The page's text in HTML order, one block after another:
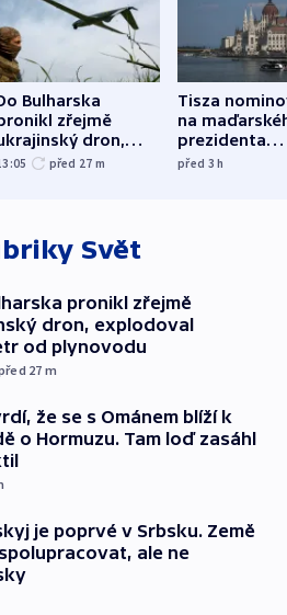
Bulharska
zřejmě
dron,
kilometr
před 27 m
Tisza
na
prezidenta
bývalého
před 3h
Svět
pronikl zřejmě
dron, explodoval
od plynovodu
27 m
že se s Ománem blíží k
o Hormuzu. Tam loď zasáhl
je poprvé v Srbsku. Země
ale ne